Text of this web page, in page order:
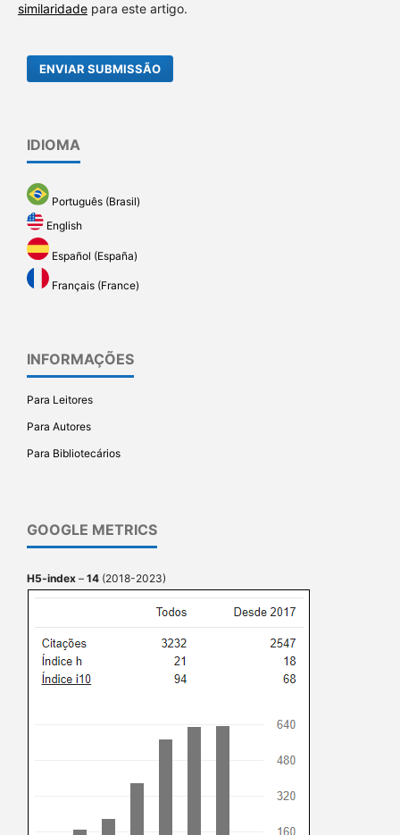
similaridadepara este artigo.
ENVIAR SUBMISSÃO
IDIOMA
Português (Brasil)
English
Español (España)
Français (France)
INFORMAÇÕES
Para Leitores
Para Autores
Para Bibliotecários
GOOGLE METRICS
H5-index – 14 (2018-2023)